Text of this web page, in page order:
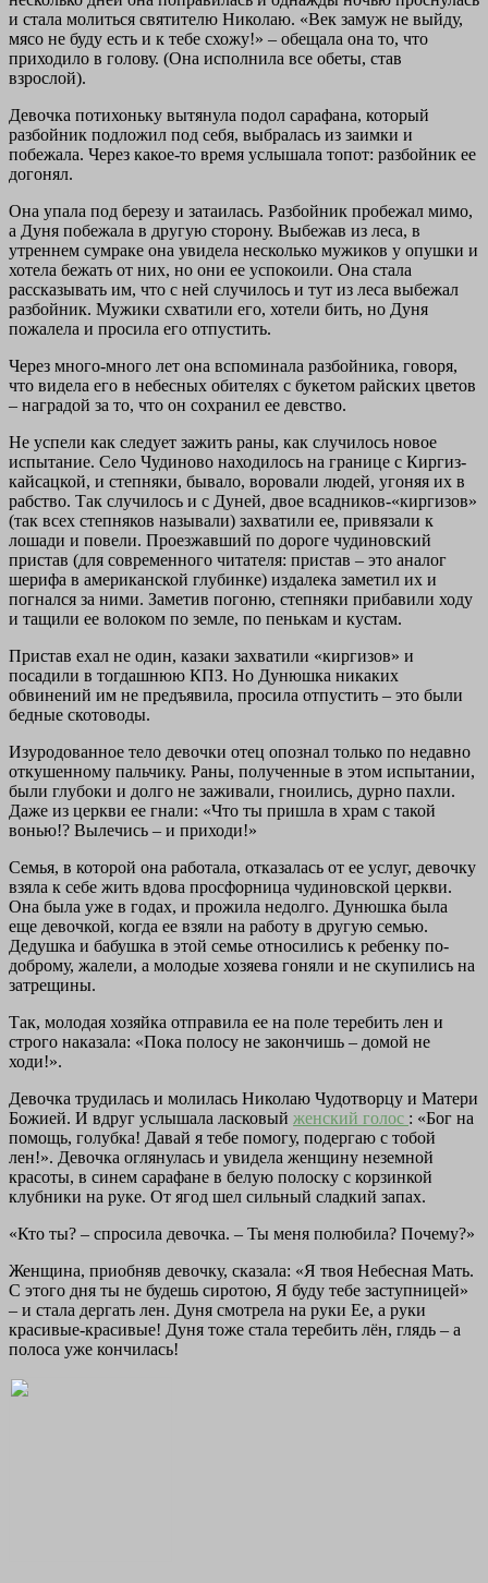
и стала молиться святителю Николаю. «Век замуж не выйду,
мясо не буду есть и к тебе схожу!» – обещала она то, что
приходило в голову. (Она исполнила все обеты, став
взрослой).
Девочка потихоньку вытянула подол сарафана, который
разбойник подложил под себя, выбралась из заимки и
побежала. Через какое-то время услышала топот: разбойник ее
догонял.
Она упала под березу и затаилась. Разбойник пробежал мимо,
а Дуня побежала в другую сторону. Выбежав из леса, в
утреннем сумраке она увидела несколько мужиков у опушки и
хотела бежать от них, но они ее успокоили. Она стала
рассказывать им, что с ней случилось и тут из леса выбежал
разбойник. Мужики схватили его, хотели бить, но Дуня
пожалела и просила его отпустить.
Через много-много лет она вспоминала разбойника, говоря,
что видела его в небесных обителях с букетом райских цветов
– наградой за то, что он сохранил ее девство.
Не успели как следует зажить раны, как случилось новое
испытание. Село Чудиново находилось на границе с Киргиз-
кайсацкой, и степняки, бывало, воровали людей, угоняя их в
рабство. Так случилось и с Дуней, двое всадников-«киргизов»
(так всех степняков называли) захватили ее, привязали к
лошади и повели. Проезжавший по дороге чудиновский
пристав (для современного читателя: пристав – это аналог
шерифа в американской глубинке) издалека заметил их и
погнался за ними. Заметив погоню, степняки прибавили ходу
и тащили ее волоком по земле, по пенькам и кустам.
Пристав ехал не один, казаки захватили «киргизов» и
посадили в тогдашнюю КПЗ. Но Дунюшка никаких
обвинений им не предъявила, просила отпустить – это были
бедные скотоводы.
Изуродованное тело девочки отец опознал только по недавно
откушенному пальчику. Раны, полученные в этом испытании,
были глубоки и долго не заживали, гноились, дурно пахли.
Даже из церкви ее гнали: «Что ты пришла в храм с такой
вонью!? Вылечись – и приходи!»
Семья, в которой она работала, отказалась от ее услуг, девочку
взяла к себе жить вдова просфорница чудиновской церкви.
Она была уже в годах, и прожила недолго. Дунюшка была
еще девочкой, когда ее взяли на работу в другую семью.
Дедушка и бабушка в этой семье относились к ребенку по-
доброму, жалели, а молодые хозяева гоняли и не скупились на
затрещины.
Так, молодая хозяйка отправила ее на поле теребить лен и
строго наказала: «Пока полосу не закончишь – домой не
ходи!».
Девочка трудилась и молилась Николаю Чудотворцу и Матери
Божией. И вдруг услышала ласковый женский голос : «Бог на
помощь, голубка! Давай я тебе помогу, подергаю с тобой
лен!». Девочка оглянулась и увидела женщину неземной
красоты, в синем сарафане в белую полоску с корзинкой
клубники на руке. От ягод шел сильный сладкий запах.
«Кто ты? – спросила девочка. – Ты меня полюбила? Почему?»
Женщина, приобняв девочку, сказала: «Я твоя Небесная Мать.
С этого дня ты не будешь сиротою, Я буду тебе заступницей»
– и стала дергать лен. Дуня смотрела на руки Ее, а руки
красивые-красивые! Дуня тоже стала теребить лён, глядь – а
полоса уже кончилась!